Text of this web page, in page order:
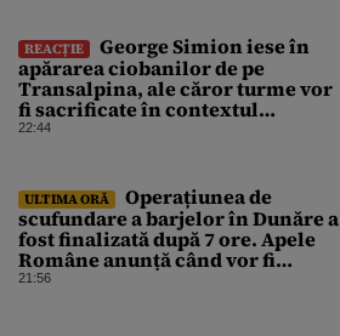
REACȚIE
George Simion iese în
apărarea ciobanilor de pe
Transalpina, ale căror turme vor
fi sacrificate în contextul
focarului de variolă ovină
22:44
ULTIMA ORĂ
Operațiunea de
scufundare a barjelor în Dunăre a
fost finalizată după 7 ore. Apele
Române anunță când vor fi
simțite efectele
21:56